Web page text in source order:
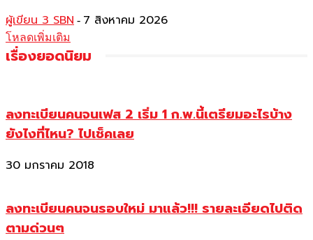
ผู้เขียน 3 SBN - 7 สิงหาคม 2026
โหลดเพิ่มเติม
เรื่องยอดนิยม
ลงทะเบียนคนจนเฟส 2 เริ่ม 1 ก.พ.นี้เตรียมอะไรบ้าง
ยังไงที่ไหน? ไปเช็คเลย
30 มกราคม 2018
ลงทะเบียนคนจนรอบใหม่ มาแล้ว!!! รายละเอียดไปติด
ตามด่วนๆ